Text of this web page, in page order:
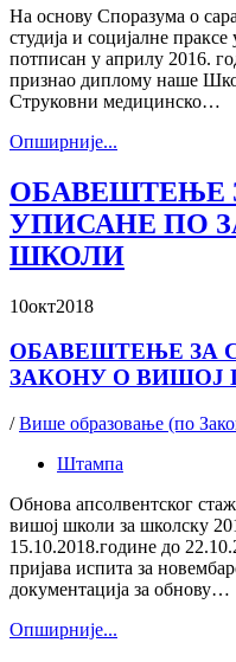
На основу Споразума о
студија и социјалне
потписан у априлу 2016.
признао диплому наше
Струковни медицинско…
Oпширније...
ОБАВЕШТЕЊЕ
УПИСАНЕ ПО
ШКОЛИ
10окт2018
ОБАВЕШТЕЊЕ ЗА
ЗАКОНУ О ВИШОЈ
/Више образовање (по
Штампа
Обнова апсолвентског
вишој школи за школску
15.10.2018.године до
пријава испита за
документација за обнову…
Oпширније...